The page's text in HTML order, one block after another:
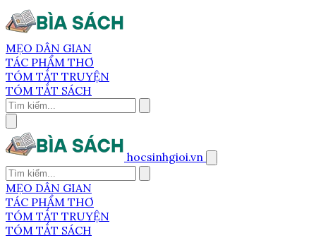
MẸO DÂN GIAN
TÁC PHẨM THƠ
TÓM TẮT TRUYỆN
TÓM TẮT SÁCH
hocsinhgioi.vn
MẸO DÂN GIAN
TÁC PHẨM THƠ
TÓM TẮT TRUYỆN
TÓM TẮT SÁCH